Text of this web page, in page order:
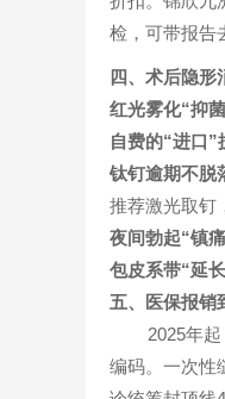
检，可带报告
四、术后隐形
红光雾化“抑
自费的“进口”
钛钉逾期不脱
推荐激光取钉
夜间勃起“镇
包皮系带“延
五、医保报销
2025年
编码。一次性